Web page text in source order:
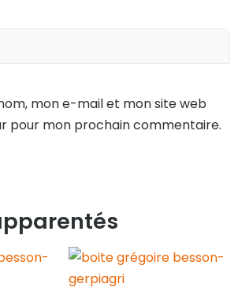
mon e-mail et mon site web
pour mon prochain commentaire.